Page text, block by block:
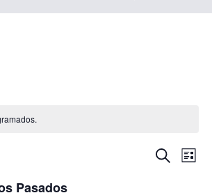
Buscar
de
Lista
Pasados